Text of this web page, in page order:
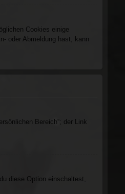
Cookies einige
oder Abmeldung hast, kann
Bereich“; der Link
diese Option einschaltest,